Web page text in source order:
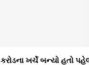
કરોડના ખર્ચે બન્યો હતો